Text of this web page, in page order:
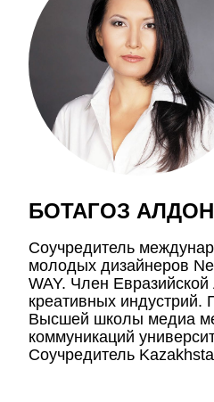
БОТАГОЗ
Coучредитель
молодых дизайнеров
WAY. Член
креативных индустрий.
Высшей школы медиа
коммуникаций
Соучредитель